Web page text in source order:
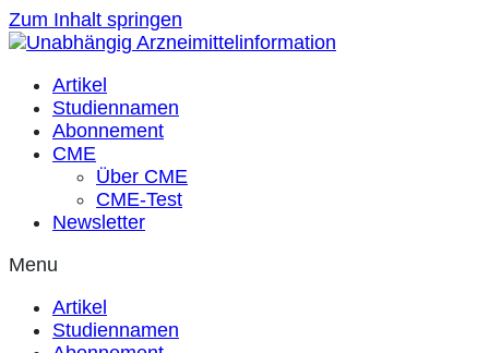
Zum Inhalt springen
Artikel
Studiennamen
Abonnement
CME
Über CME
CME-Test
Newsletter
Menu
Artikel
Studiennamen